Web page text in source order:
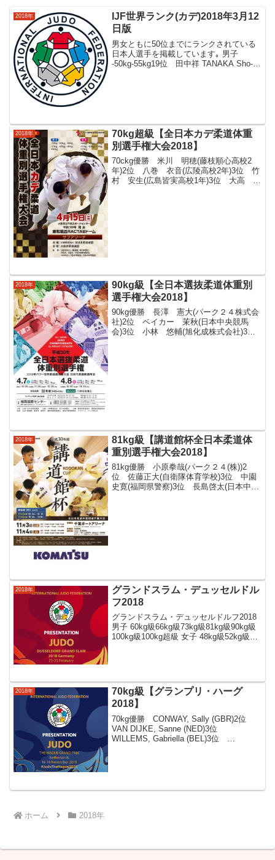
2018年
IJF世界ランク(カデ)2018年3月12
日版
男女ともに50位までにランクされている
日本人選手を掲載しています｡ 男子
-50kg-55kg19位 田中祥 TANAKA Sho-
2018年
70kg超級【全日本カデ柔道体重
別選手権大会2018】
70ckg優勝 米川 明穂(藤枝順心高校2
年)2位 八巻 衣音(広陵高校2年)3位 竹
村 安生(広島皆実高校1年)3位 大高 ひ
2018年
90kg級【全日本選抜柔道体重別
選手権大会2018】
90kg優勝 長澤 憲大(パーク２４株式会
社)2位 ベイカー 茉秋(日本中央競馬
会)3位 小林 悠輔(旭化成株式会社)3
2018年
81kg級【講道館杯全日本柔道体
重別選手権大会2018】
81kg優勝 小原拳哉(パーク２４(株))2
位 佐藤正大(自衛隊体育学校)3位 中園
史寛(福岡県警察)3位 長島啓太(日本中央
2018年
グランドスラム・デュッセルドル
フ2018
グランドスラム・デュッセルドルフ2018
男子 60kg級66kg級73kg級81kg級90kg級
100kg級100kg超級 女子 48kg級52kg級
2018年
70kg級【グランプリ・ハーグ
2018】
70kg優勝 CONWAY, Sally (GBR)2位
VAN DIJKE, Sanne (NED)3位
WILLEMS, Gabriella (BEL)3位
ホーム 2018年